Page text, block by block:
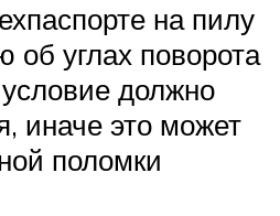
на пилу
углах поворота
должно
иначе это может
поломки